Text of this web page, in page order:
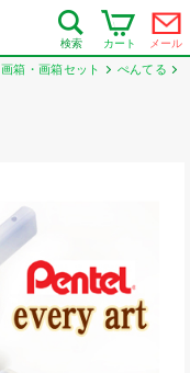
検索 カート メール
画箱・画箱セット
ぺんてる